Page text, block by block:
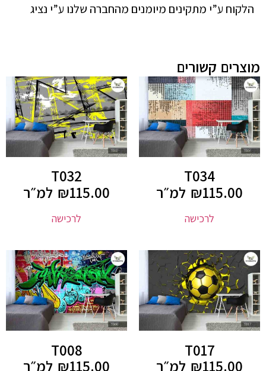
הלקוח ע”י מתקינים מיומנים מהחברה שלנו ע”י נציג
מוצרים קשורים
T034
₪115.00 למ״ר
לרכישה
T032
₪115.00 למ״ר
לרכישה
T017
₪115.00 למ״ר
T008
₪115.00 למ״ר